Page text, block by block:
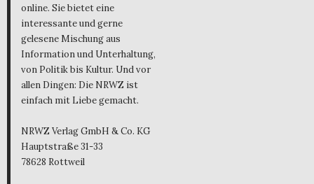
online. Sie bietet eine
interessante und gerne
gelesene Mischung aus
Information und Unterhaltung,
von Politik bis Kultur. Und vor
allen Dingen: Die NRWZ ist
einfach mit Liebe gemacht.
NRWZ Verlag GmbH & Co. KG
Hauptstraße 31-33
78628 Rottweil